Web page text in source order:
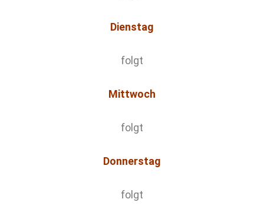
Dienstag
folgt
Mittwoch
folgt
Donnerstag
folgt